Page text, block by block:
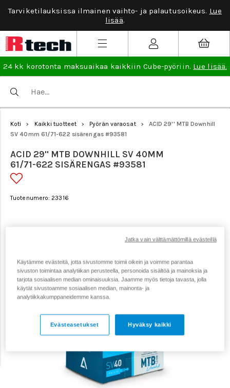
Tarviketilauksissa ilmainen vaihto- ja palautusoikeus. Lue
lisää.
24 kk korotonta maksuaikaa kaikkiin Cube-pyöriin. Lue lisää.
Koti > Kaikki tuotteet > Pyörän varaosat >
ACID 29'' MTB Downhill
SV 40mm 61/71-622 sisärengas #93581
ACID 29'' MTB DOWNHILL SV 40MM
61/71-622 SISÄRENGAS #93581
Tuotenumero: 23316
Käytämme evästeitä, jotta sivustomme toimii oikein ja voimme parantaa
sivuston toimintaa analytiikan perusteella, personoida sisältöä ja mainoksia ja
tarjota sosiaalisen median ominaisuuksia. Jaamme myös tietoja tavasta, jolla
käytät sivustoamme sosiaalisen median, mainonta- ja
analytiikkakumppaneidemme kanssa.
Hyväksy kaikki
Evästeasetukset
Jatka vain välttämättömillä evästeillä